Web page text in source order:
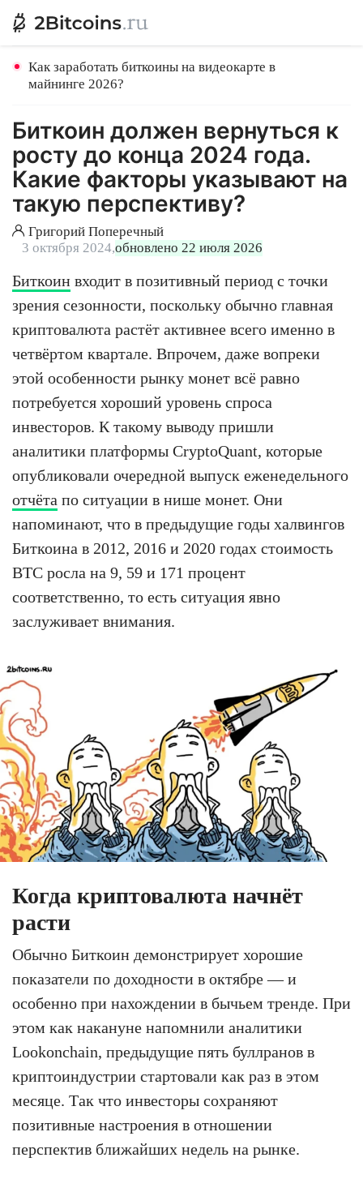
Как заработать биткоины на видеокарте в
майнинге 2026?
Биткоин должен вернуться к
росту до конца 2024 года.
Какие факторы указывают на
такую перспективу?
Григорий Поперечный
3 октября 2024,обновлено 22 июля 2026
Биткоин входит в позитивный период с точки
зрения сезонности, поскольку обычно главная
криптовалюта растёт активнее всего именно в
четвёртом квартале. Впрочем, даже вопреки
этой особенности рынку монет всё равно
потребуется хороший уровень спроса
инвесторов. К такому выводу пришли
аналитики платформы CryptoQuant, которые
опубликовали очередной выпуск еженедельного
отчёта по ситуации в нише монет. Они
напоминают, что в предыдущие годы халвингов
Биткоина в 2012, 2016 и 2020 годах стоимость
BTC росла на 9, 59 и 171 процент
соответственно, то есть ситуация явно
заслуживает внимания.
Когда криптовалюта начнёт
расти
Обычно Биткоин демонстрирует хорошие
показатели по доходности в октябре — и
особенно при нахождении в бычьем тренде. При
этом как накануне напомнили аналитики
Lookonchain, предыдущие пять буллранов в
криптоиндустрии стартовали как раз в этом
месяце. Так что инвесторы сохраняют
позитивные настроения в отношении
перспектив ближайших недель на рынке.